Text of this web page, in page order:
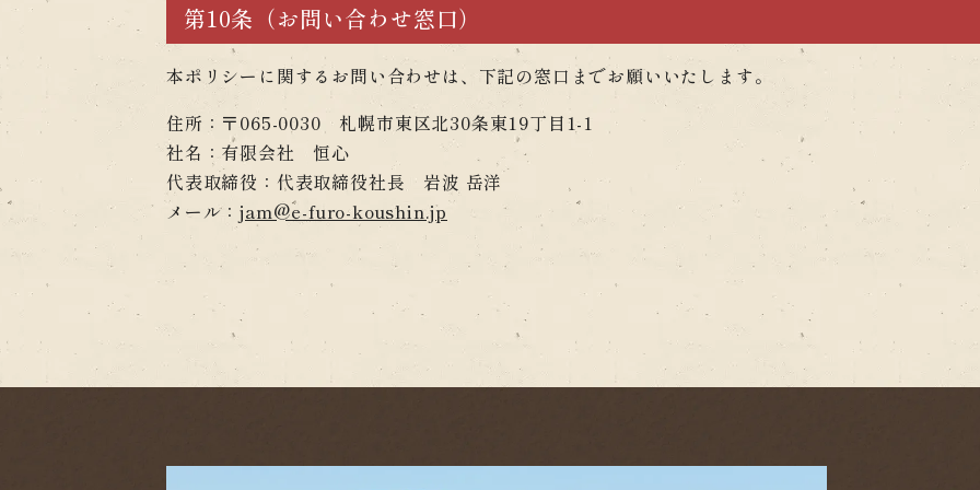
第10条（お問い合わせ窓口）
本ポリシーに関するお問い合わせは、下記の窓口までお願いいたします。
住所：〒065-0030 札幌市東区北30条東19丁目1-1
社名：有限会社 恒心
代表取締役：代表取締役社長 岩波 岳洋
メール：jam@e-furo-koushin.jp